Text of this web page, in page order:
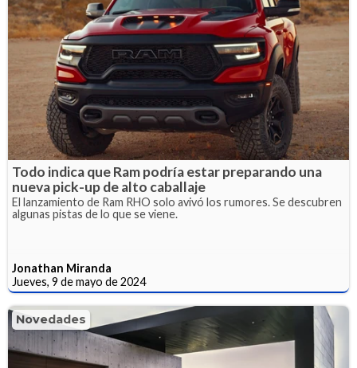
Todo indica que Ram podría estar preparando una
nueva pick-up de alto caballaje
El lanzamiento de Ram RHO solo avivó los rumores. Se descubren
algunas pistas de lo que se viene.
Jonathan Miranda
Jueves, 9 de mayo de 2024
Novedades